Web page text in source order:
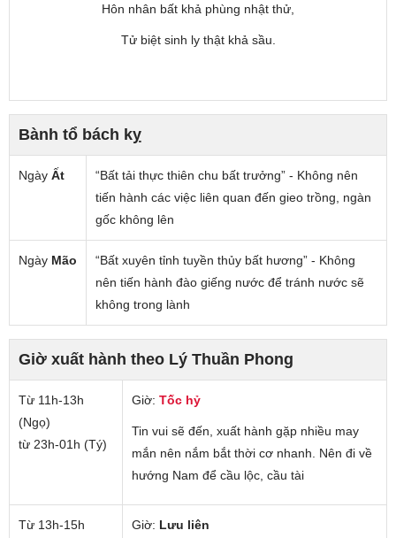
Hôn nhân bất khả phùng nhật thử,
Tử biệt sinh ly thật khả sầu.
Bành tổ bách kỵ
Ngày Ất
“Bất tải thực thiên chu bất trưởng” - Không nên
tiến hành các việc liên quan đến gieo trồng, ngàn
gốc không lên
Ngày Mão
“Bất xuyên tỉnh tuyền thủy bất hương” - Không
nên tiến hành đào giếng nước để tránh nước sẽ
không trong lành
Giờ xuất hành theo Lý Thuần Phong
Từ 11h-13h
(Ngọ)
từ 23h-01h (Tý)
Giờ: Tốc hỷ
Tin vui sẽ đến, xuất hành gặp nhiều may
mắn nên nắm bắt thời cơ nhanh. Nên đi về
hướng Nam để cầu lộc, cầu tài
Từ 13h-15h
Giờ: Lưu liên